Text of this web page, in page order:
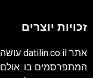
זכויות יוצרים
אתר datilin.co.il
המתפרסמים בו. אולם